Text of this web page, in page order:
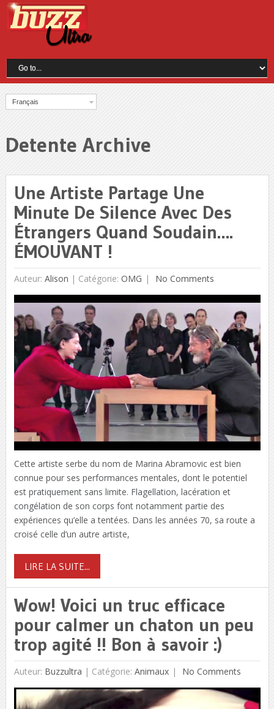
Français
Detente Archive
Une Artiste Partage Une
Minute De Silence Avec Des
Étrangers Quand Soudain….
ÉMOUVANT !
Auteur: Alison | Catégorie: OMG No Comments
Cette artiste serbe du nom de Marina Abramovic est bien
connue pour ses performances mentales, dont le potentiel
est pratiquement sans limite. Flagellation, lacération et
congélation de son corps font notamment partie des
expériences qu’elle a tentées. Dans les années 70, sa route a
croisé celle d’un autre artiste,
LIRE LA SUITE...
Wow! Voici un truc efficace
pour calmer un chaton un peu
trop agité !! Bon à savoir :)
Auteur: Buzzultra | Catégorie: Animaux No Comments